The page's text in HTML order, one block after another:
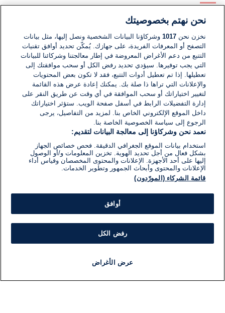
لا توجد تعليقات مكتوبة حتى الآن. كن الأول!
اكتب تعليقًا جديدًا ...
نحن نهتم بخصوصيتك
نخزن نحن1017 وشركاؤنا البيانات الشخصية ونصل إليها، مثل بيانات
التصفح أو المعرفات الفريدة، على جهازك. يُمكّن تحديد أوافق تقنيات
التتبع من دعم الأغراض المعروضة في إطار معالجتنا وشركائنا للبيانات
التي يجب توفيرها. سيؤدي تحديد رفض الكل أو سحب موافقتك إلى
تعطيلها. إذا تم تعطيل أدوات التتبع، فقد لا تكون بعض المحتويات
والإعلانات التي تراها ذا صلة بك. يمكنك إعادة عرض هذه القائمة
لتغيير اختياراتك أو سحب الموافقة في أي وقت عن طريق النقر على
إدارة التفضيلات الرابط في أسفل صفحة الويب. ستؤثر اختياراتك
داخل الموقع الإلكتروني الخاص بنا. لمزيد من التفاصيل، يرجى
الرجوع إلى سياسة الخصوصية الخاصة بنا.
نعمد نحن وشركاؤنا إلى معالجة البيانات لتقديم:
استخدام بيانات الموقع الجغرافي الدقيقة. فحص خصائص الجهاز
بشكل فعال من أجل تحديد الهوية. تخزين المعلومات و/أو الوصول
إليها على أحد الأجهزة. الإعلانات والمحتوى المخصصان وقياس أداء
الإعلانات والمحتوى وأبحاث الجمهور وتطوير الخدمات.
قائمة الشركاء (المورّدون)
أوافق
رفض الكل
عرض الأغراض